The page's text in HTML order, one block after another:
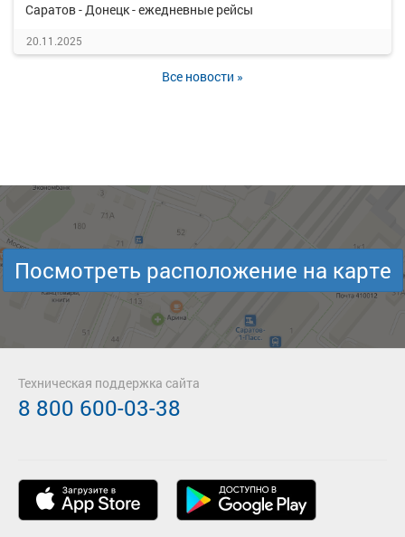
Саратов - Донецк - ежедневные рейсы
20.11.2025
Все новости »
Посмотреть расположение на карте
Техническая поддержка сайта
8 800 600-03-38